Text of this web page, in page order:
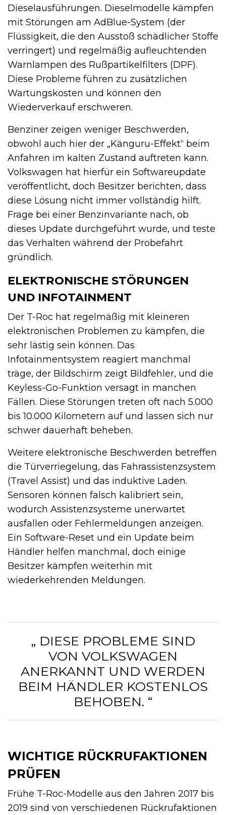
Dieselausführungen. Dieselmodelle kämpfen
mit Störungen am AdBlue-System (der
Flüssigkeit, die den Ausstoß schädlicher Stoffe
verringert) und regelmäßig aufleuchtenden
Warnlampen des Rußpartikelfilters (DPF).
Diese Probleme führen zu zusätzlichen
Wartungskosten und können den
Wiederverkauf erschweren.
Benziner zeigen weniger Beschwerden,
obwohl auch hier der „Känguru-Effekt“ beim
Anfahren im kalten Zustand auftreten kann.
Volkswagen hat hierfür ein Softwareupdate
veröffentlicht, doch Besitzer berichten, dass
diese Lösung nicht immer vollständig hilft.
Frage bei einer Benzinvariante nach, ob
dieses Update durchgeführt wurde, und teste
das Verhalten während der Probefahrt
gründlich.
ELEKTRONISCHE STÖRUNGEN
UND INFOTAINMENT
Der T-Roc hat regelmäßig mit kleineren
elektronischen Problemen zu kämpfen, die
sehr lästig sein können. Das
Infotainmentsystem reagiert manchmal
träge, der Bildschirm zeigt Bildfehler, und die
Keyless-Go-Funktion versagt in manchen
Fällen. Diese Störungen treten oft nach 5.000
bis 10.000 Kilometern auf und lassen sich nur
schwer dauerhaft beheben.
Weitere elektronische Beschwerden betreffen
die Türverriegelung, das Fahrassistenzsystem
(Travel Assist) und das induktive Laden.
Sensoren können falsch kalibriert sein,
wodurch Assistenzsysteme unerwartet
ausfallen oder Fehlermeldungen anzeigen.
Ein Software-Reset und ein Update beim
Händler helfen manchmal, doch einige
Besitzer kämpfen weiterhin mit
wiederkehrenden Meldungen.
„ DIESE PROBLEME SIND
VON VOLKSWAGEN
ANERKANNT UND WERDEN
BEIM HÄNDLER KOSTENLOS
BEHOBEN. “
WICHTIGE RÜCKRUFAKTIONEN
PRÜFEN
Frühe T-Roc-Modelle aus den Jahren 2017 bis
2019 sind von verschiedenen Rückrufaktionen